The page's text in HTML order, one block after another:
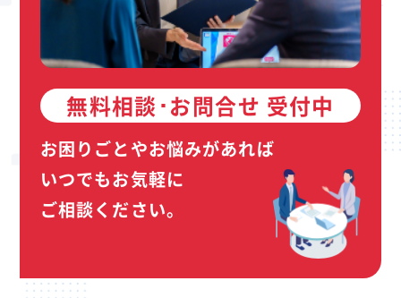
無料相談･お問合せ 受付中
お困りごとやお悩みがあれば
いつでもお気軽に
ご相談ください。